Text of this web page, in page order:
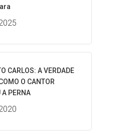
CARLOS: A VERDADE
O CANTOR
A PERNA